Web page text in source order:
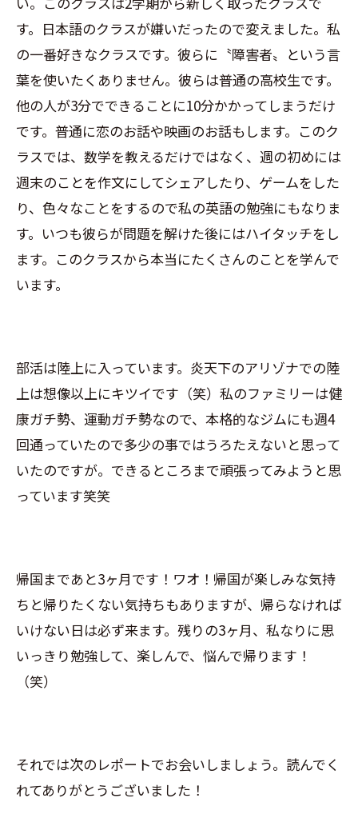
す。日本語のクラスが嫌いだったので変えました。私
の一番好きなクラスです。彼らに〝障害者〟という言
葉を使いたくありません。彼らは普通の高校生です。
他の人が3分でできることに10分かかってしまうだけ
です。普通に恋のお話や映画のお話もします。このク
ラスでは、数学を教えるだけではなく、週の初めには
週末のことを作文にしてシェアしたり、ゲームをした
り、色々なことをするので私の英語の勉強にもなりま
す。いつも彼らが問題を解けた後にはハイタッチをし
ます。このクラスから本当にたくさんのことを学んで
います。
部活は陸上に入っています。炎天下のアリゾナでの陸
上は想像以上にキツイです（笑）私のファミリーは健
康ガチ勢、運動ガチ勢なので、本格的なジムにも週4
回通っていたので多少の事ではうろたえないと思って
いたのですが。できるところまで頑張ってみようと思
っています笑笑
帰国まであと3ヶ月です！ワオ！帰国が楽しみな気持
ちと帰りたくない気持ちもありますが、帰らなければ
いけない日は必ず来ます。残りの3ヶ月、私なりに思
いっきり勉強して、楽しんで、悩んで帰ります！
（笑）
それでは次のレポートでお会いしましょう。読んでく
れてありがとうございました！